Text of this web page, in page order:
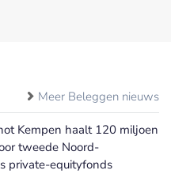
Meer Beleggen nieuws
Kempen haalt 120 miljoen
tweede Noord-
private-equityfonds